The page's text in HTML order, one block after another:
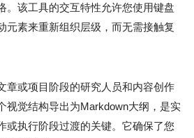
。该工具的交互特性允许您使用键盘
元素来重新组织层级，而无需接触复
章或项目阶段的研究人员和内容创作
视觉结构导出为Markdown大纲，是实
或执行阶段过渡的关键。它确保了您